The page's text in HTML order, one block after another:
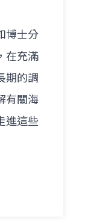
博士分
在充滿
期的調
有關海
進這些